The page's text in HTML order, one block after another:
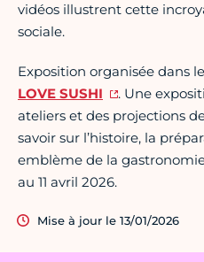
vidéos illustrent cette
sociale.
Exposition organisée dans
LOVE SUSHI
. Une
ateliers et des projections
savoir sur l’histoire, la
emblème de la
au 11 avril 2026.
Mise à jour le 13/01/2026